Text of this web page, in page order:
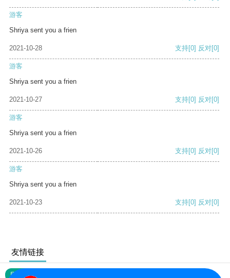
游客
Shriya sent you a frien
2021-10-28 支持[0] 反对[0]
游客
Shriya sent you a frien
2021-10-27 支持[0] 反对[0]
游客
Shriya sent you a frien
2021-10-26 支持[0] 反对[0]
游客
Shriya sent you a frien
2021-10-23 支持[0] 反对[0]
友情链接
网站地图